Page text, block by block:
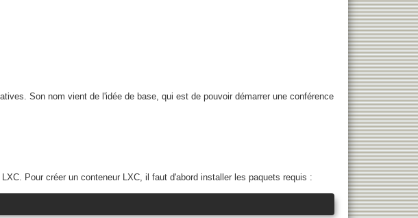
Son nom vient de l'idée de base, qui est de pouvoir démarrer une conférence
Pour créer un conteneur LXC, il faut d'abord installer les paquets requis :